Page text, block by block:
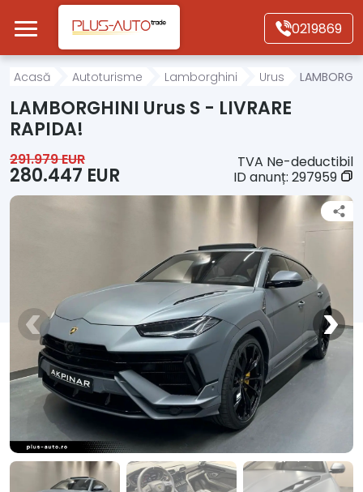
Mergi direct la conținutul principal
0219869
Acasă
Autoturisme
Motociclete
Alte tipuri vehicule
Despre Noi
Contact
Acasă Autoturisme Lamborghini Urus
LAMBORGHINI Urus S - LIVRARE
RAPIDA!
291.979 EUR
280.447 EUR
TVA Ne-deductibil
ID anunț: 297959